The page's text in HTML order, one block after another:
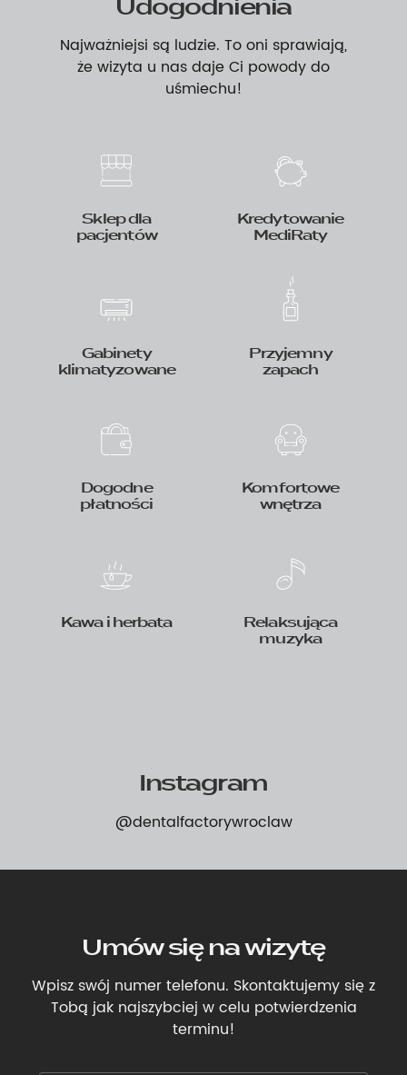
Udogodnienia
Najważniejsi są ludzie. To oni sprawiają,
że wizyta u nas daje Ci powody do
uśmiechu!
Sklep dla
pacjentów
Kredytowanie
MediRaty
Gabinety
klimatyzowane
Przyjemny
zapach
Dogodne
płatności
Komfortowe
wnętrza
Kawa i herbata
Relaksująca
muzyka
Instagram
@dentalfactorywroclaw
Umów się na wizytę
Wpisz swój numer telefonu. Skontaktujemy się z
Tobą jak najszybciej w celu potwierdzenia
terminu!